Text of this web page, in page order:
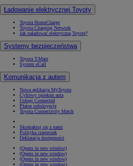
Ładowanie elektrycznej Toyoty
Toyota HomeCharge
Toyota Charging Network
Jak naładować elektryczną Toyotę?
Systemy bezpieczeństwa
Toyota T-Mate
System eCall
Komunikacja z autem
Nowa aplikacja MyToyota
Cyfrowy opiekun auta
Usługi Connected
Płatne subskrypcje
Toyota Connectivity Match
Skontaktuj się z nami
Polityka ciasteczek
Deklaracja dostępności
(Opens in new window)
(Opens in new window)
(Opens in new window)
(Opens in new window)